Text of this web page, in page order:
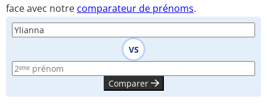
face avec notre comparateur de prénoms.
VS
Comparer